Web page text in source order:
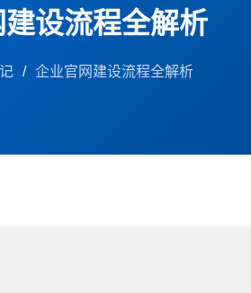
设流程全解析
/ 企业官网建设流程全解析